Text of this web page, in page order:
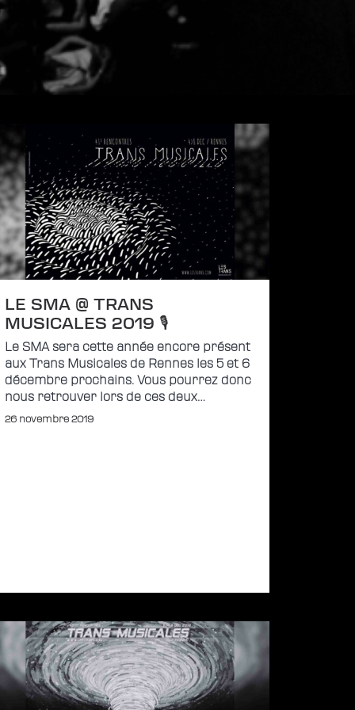
LE SMA @ TRANS
MUSICALES 2019 🎙
Le SMA sera cette année encore présent
aux Trans Musicales de Rennes les 5 et 6
décembre prochains. Vous pourrez donc
nous retrouver lors de ces deux…
26 novembre 2019